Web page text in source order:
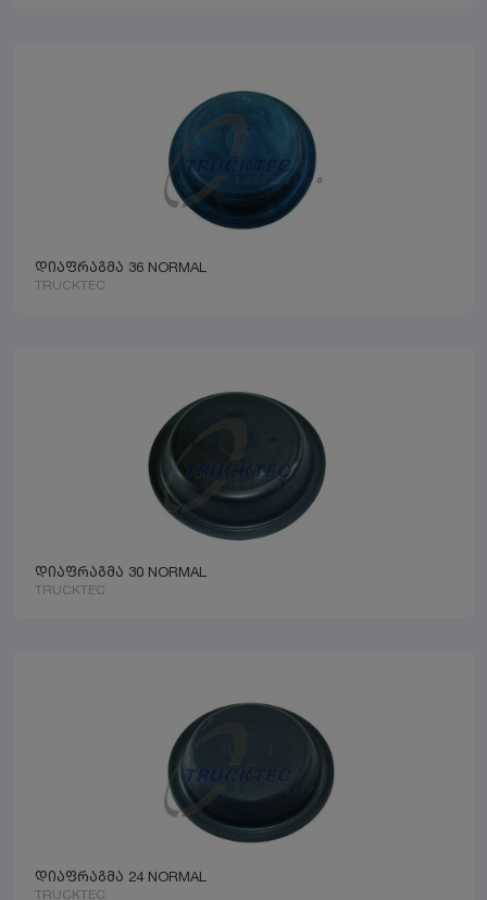
დიაფრაგმა 36 NORMAL
TRUCKTEC
დიაფრაგმა 30 NORMAL
TRUCKTEC
დიაფრაგმა 24 NORMAL
TRUCKTEC